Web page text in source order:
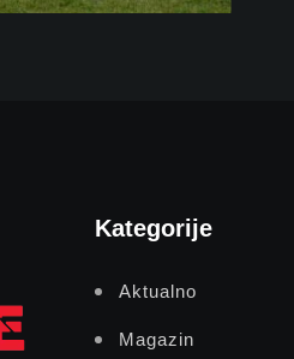
Kategorije
Aktualno
Magazin